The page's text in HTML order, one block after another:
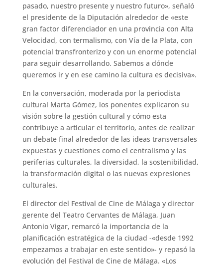
pasado, nuestro presente y nuestro futuro», señaló
el presidente de la Diputación alrededor de «este
gran factor diferenciador en una provincia con Alta
Velocidad, con termalismo, con Vía de la Plata, con
potencial transfronterizo y con un enorme potencial
para seguir desarrollando. Sabemos a dónde
queremos ir y en ese camino la cultura es decisiva».
En la conversación, moderada por la periodista
cultural Marta Gómez, los ponentes explicaron su
visión sobre la gestión cultural y cómo esta
contribuye a articular el territorio, antes de realizar
un debate final alrededor de las ideas transversales
expuestas y cuestiones como el centralismo y las
periferias culturales, la diversidad, la sostenibilidad,
la transformación digital o las nuevas expresiones
culturales.
El director del Festival de Cine de Málaga y director
gerente del Teatro Cervantes de Málaga, Juan
Antonio Vigar, remarcó la importancia de la
planificación estratégica de la ciudad -«desde 1992
empezamos a trabajar en este sentido»- y repasó la
evolución del Festival de Cine de Málaga. «Los